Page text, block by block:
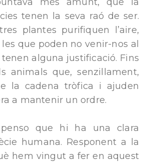
tenen la seva raó de ser.
plantes purifiquen l’aire,
les que poden no venir-nos al
alguna justificació. Fins
animals que, senzillament,
la cadena tròfica i ajuden
a mantenir un ordre.
que hi ha una clara
humana. Responent a la
hem vingut a fer en aquest